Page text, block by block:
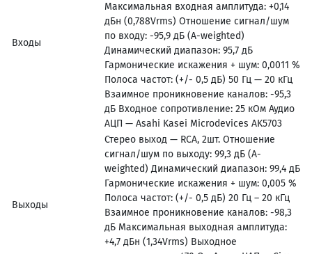
Входы
Максимальная входная амплитуда: +0,14
дБн (0,788Vrms) Отношение сигнал/шум
по входу: -95,9 дБ (A-weighted)
Динамический диапазон: 95,7 дБ
Гармонические искажения + шум: 0,0011 %
Полоса частот: (+/- 0,5 дБ) 50 Гц — 20 кГц
Взаимное проникновение каналов: -95,3
дБ Входное сопротивление: 25 кОм Аудио
АЦП — Asahi Kasei Microdevices AK5703
Выходы
Стерео выход — RCA, 2шт. Отношение
сигнал/шум по выходу: 99,3 дБ (A-
weighted) Динамический диапазон: 99,4 дБ
Гармонические искажения + шум: 0,005 %
Полоса частот: (+/- 0,5 дБ) 20 Гц – 20 кГц
Взаимное проникновение каналов: -98,3
дБ Максимальная выходная амплитуда:
+4,7 дБн (1,34Vrms) Выходное